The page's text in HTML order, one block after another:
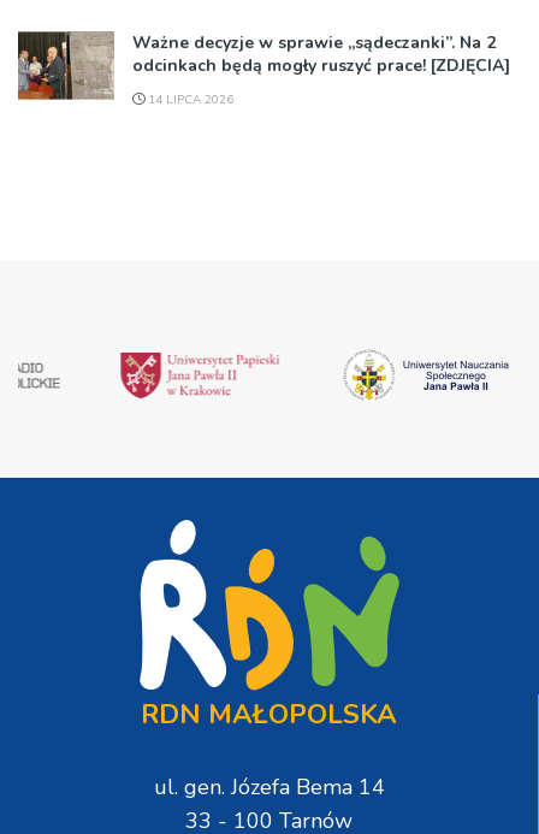
Ważne decyzje w sprawie „sądeczanki”. Na 2
odcinkach będą mogły ruszyć prace! [ZDJĘCIA]
14 LIPCA 2026
RDN MAŁOPOLSKA
ul. gen. Józefa Bema 14
33 - 100 Tarnów